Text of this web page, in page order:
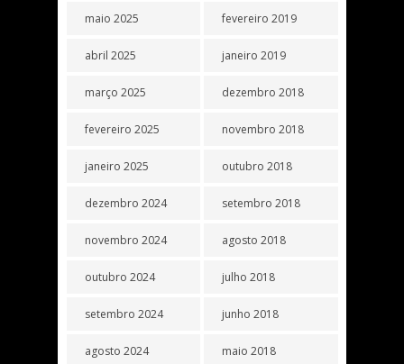
maio 2025
abril 2025
março 2025
fevereiro 2025
janeiro 2025
dezembro 2024
novembro 2024
outubro 2024
setembro 2024
agosto 2024
fevereiro 2019
janeiro 2019
dezembro 2018
novembro 2018
outubro 2018
setembro 2018
agosto 2018
julho 2018
junho 2018
maio 2018